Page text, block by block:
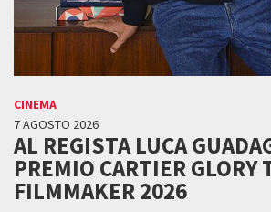
CINEMA
7 AGOSTO 2026
AL REGISTA LUCA
PREMIO CARTIER GLORY
FILMMAKER 2026